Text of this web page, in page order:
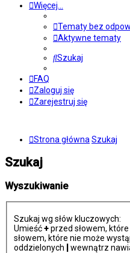
Więcej…
Tematy bez
Aktywne tematy
Szukaj
FAQ
Zaloguj się
Zarejestruj się
Strona główna Szukaj
Szukaj
Wyszukiwanie
Szukaj wg słów kluczowych:
Umieść+przed słowem,
słowem, które nie może
oddzielonych
wewnątrz